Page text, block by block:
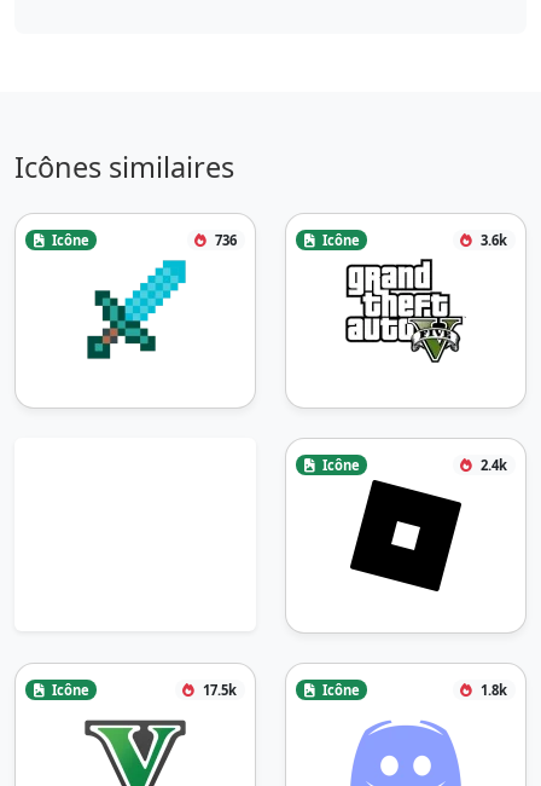
Icônes similaires
Icône 736 Icône 3.6k
Icône 2.4k
Icône 17.5k Icône 1.8k